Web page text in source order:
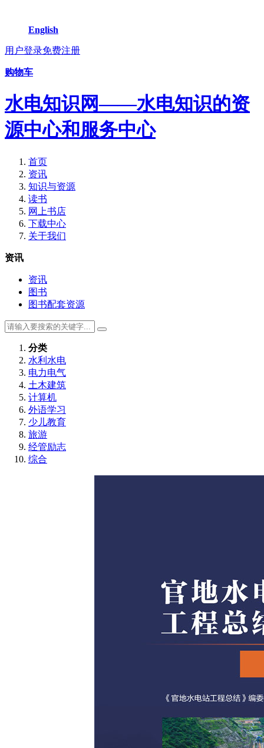
English
用户登录免费注册
购物车
水电知识网——水电知识的资
源中心和服务中心
首页
资讯
知识与资源
读书
网上书店
下载中心
关于我们
资讯
资讯
图书
图书配套资源
分类
水利水电
电力电气
土木建筑
计算机
外语学习
少儿教育
旅游
经管励志
综合